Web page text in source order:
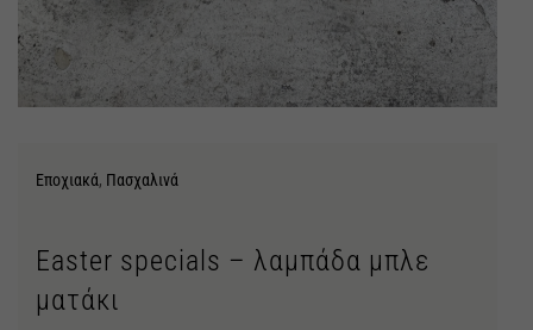
Εποχιακά, Πασχαλινά
Easter specials – λαμπάδα μπλε
ματάκι